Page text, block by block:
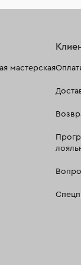
мастерская